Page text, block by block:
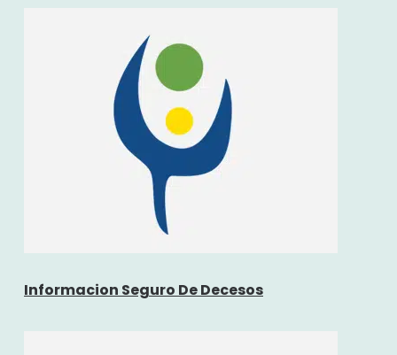
Informacion Seguro De Decesos